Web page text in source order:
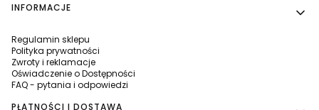
INFORMACJE
Regulamin sklepu
Polityka prywatności
Zwroty i reklamacje
Oświadczenie o Dostępności
FAQ - pytania i odpowiedzi
PŁATNOŚCI I DOSTAWA